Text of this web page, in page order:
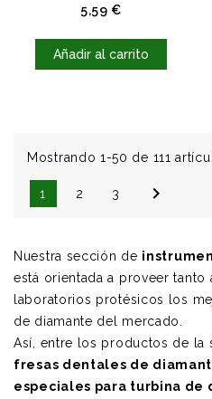
5,59 €Precio
Añadir al carrito
Mostrando 1-50 de 111
1 2 3 
Nuestra sección de
está orientada a proveer
laboratorios protésicos los
de diamante del mercado.
Así, entre los productos de la
fresas dentales de
especiales para turbina de